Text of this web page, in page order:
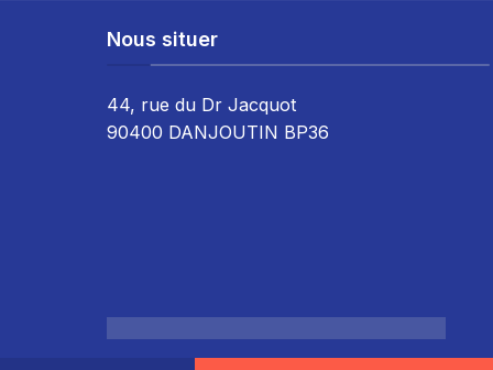
Nous situer
44, rue du Dr Jacquot
90400 DANJOUTIN BP36